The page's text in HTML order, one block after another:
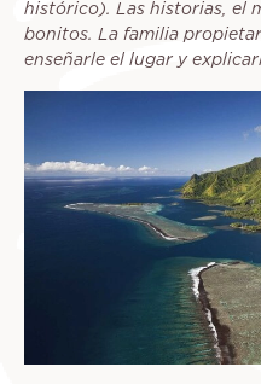
histórico). Las historias, el
bonitos. La familia
enseñarle el lugar y